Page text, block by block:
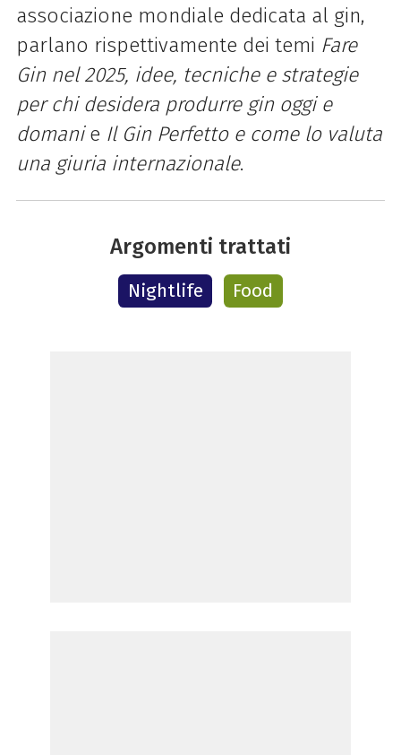
associazione mondiale dedicata al gin,
parlano rispettivamente dei temi Fare
Gin nel 2025, idee, tecniche e strategie
per chi desidera produrre gin oggi e
domanie Il Gin Perfetto e come lo valuta
una giuria internazionale.
Argomenti trattati
Nightlife Food